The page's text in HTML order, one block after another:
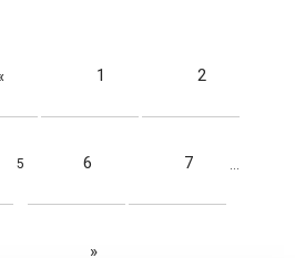
1 2
5 6 7 …
»